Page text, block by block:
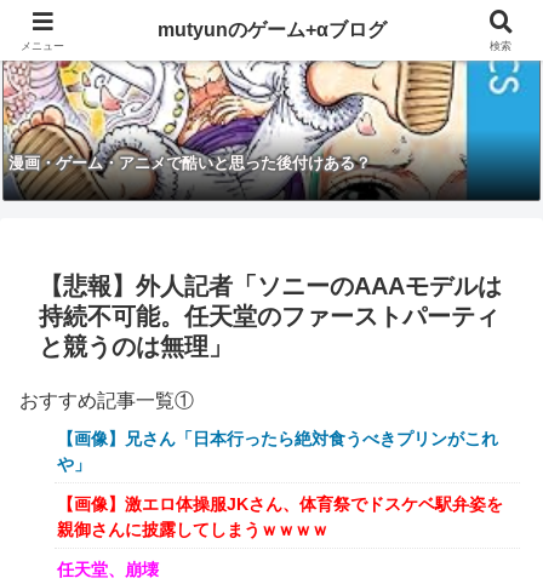
漫画・ゲーム・アニメで酷いと思った後付けある？
【悲報】外人記者「ソニーのAAAモデルは
持続不可能。任天堂のファーストパーティ
と競うのは無理」
おすすめ記事一覧①
【画像】兄さん「日本行ったら絶対食うべきプリンがこれ
や」
【画像】激エロ体操服JKさん、体育祭でドスケベ駅弁姿を
親御さんに披露してしまうｗｗｗｗ
任天堂、崩壊
メニュー
mutyunのゲーム+αブログ
検索